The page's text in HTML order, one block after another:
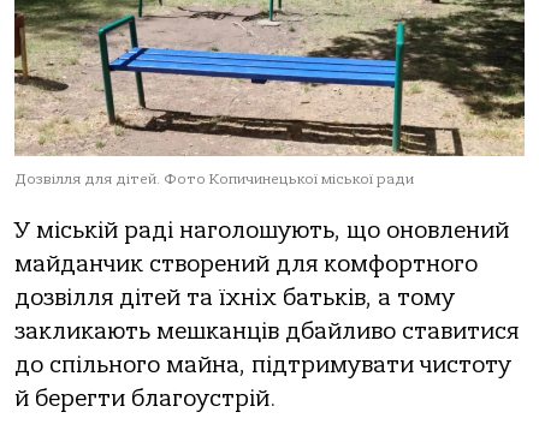
Дозвілля для дітей. Фото Копичинецької міської ради
У міській раді наголошують, що оновлений
майданчик створений для комфортного
дозвілля дітей та їхніх батьків, а тому
закликають мешканців дбайливо ставитися
до спільного майна, підтримувати чистоту
й берегти благоустрій.